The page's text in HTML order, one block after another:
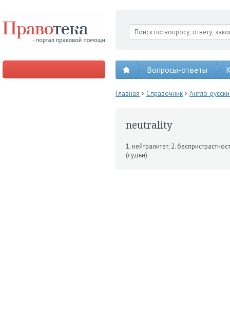
Вопросы-ответы
Главная > Справочник> Англо-
neutrality
1. нейтралитет; 2.
(судьи).